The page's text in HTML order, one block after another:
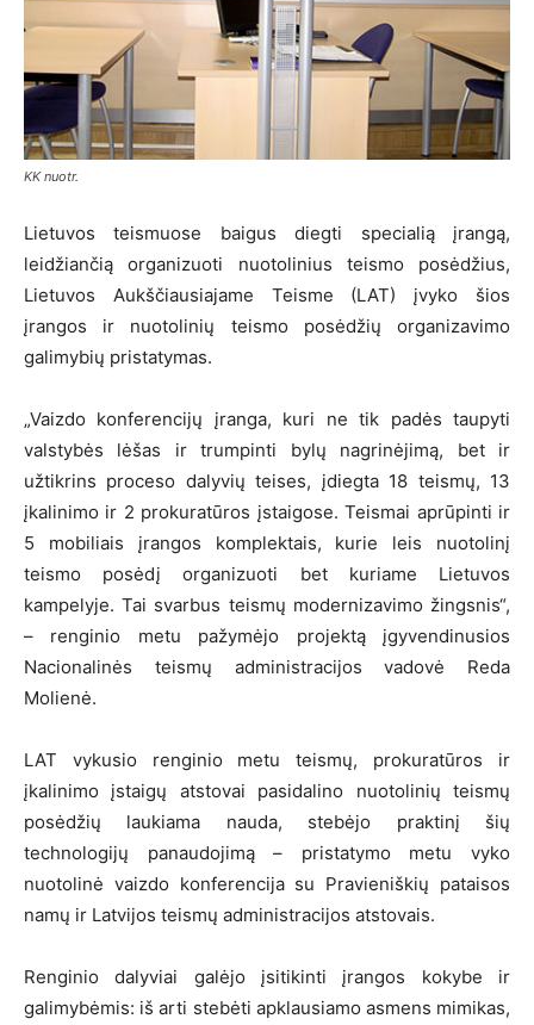
KK nuotr.
Lietuvos teismuose baigus diegti specialią įrangą,
leidžiančią organizuoti nuotolinius teismo posėdžius,
Lietuvos Aukščiausiajame Teisme (LAT) įvyko šios
įrangos ir nuotolinių teismo posėdžių organizavimo
galimybių pristatymas.
„Vaizdo konferencijų įranga, kuri ne tik padės taupyti
valstybės lėšas ir trumpinti bylų nagrinėjimą, bet ir
užtikrins proceso dalyvių teises, įdiegta 18 teismų, 13
įkalinimo ir 2 prokuratūros įstaigose. Teismai aprūpinti ir
5 mobiliais įrangos komplektais, kurie leis nuotolinį
teismo posėdį organizuoti bet kuriame Lietuvos
kampelyje. Tai svarbus teismų modernizavimo žingsnis“,
– renginio metu pažymėjo projektą įgyvendinusios
Nacionalinės teismų administracijos vadovė Reda
Molienė.
LAT vykusio renginio metu teismų, prokuratūros ir
įkalinimo įstaigų atstovai pasidalino nuotolinių teismų
posėdžių laukiama nauda, stebėjo praktinį šių
technologijų panaudojimą – pristatymo metu vyko
nuotolinė vaizdo konferencija su Pravieniškių pataisos
namų ir Latvijos teismų administracijos atstovais.
Renginio dalyviai galėjo įsitikinti įrangos kokybe ir
galimybėmis: iš arti stebėti apklausiamo asmens mimikas,